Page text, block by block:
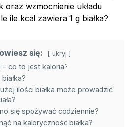
oraz wzmocnienie układu
ile kcal zawiera 1 g białka?
się: ukryj
– co to jest kaloria?
ilości białka może prowadzić
się spożywać codziennie?
na kaloryczność białka?